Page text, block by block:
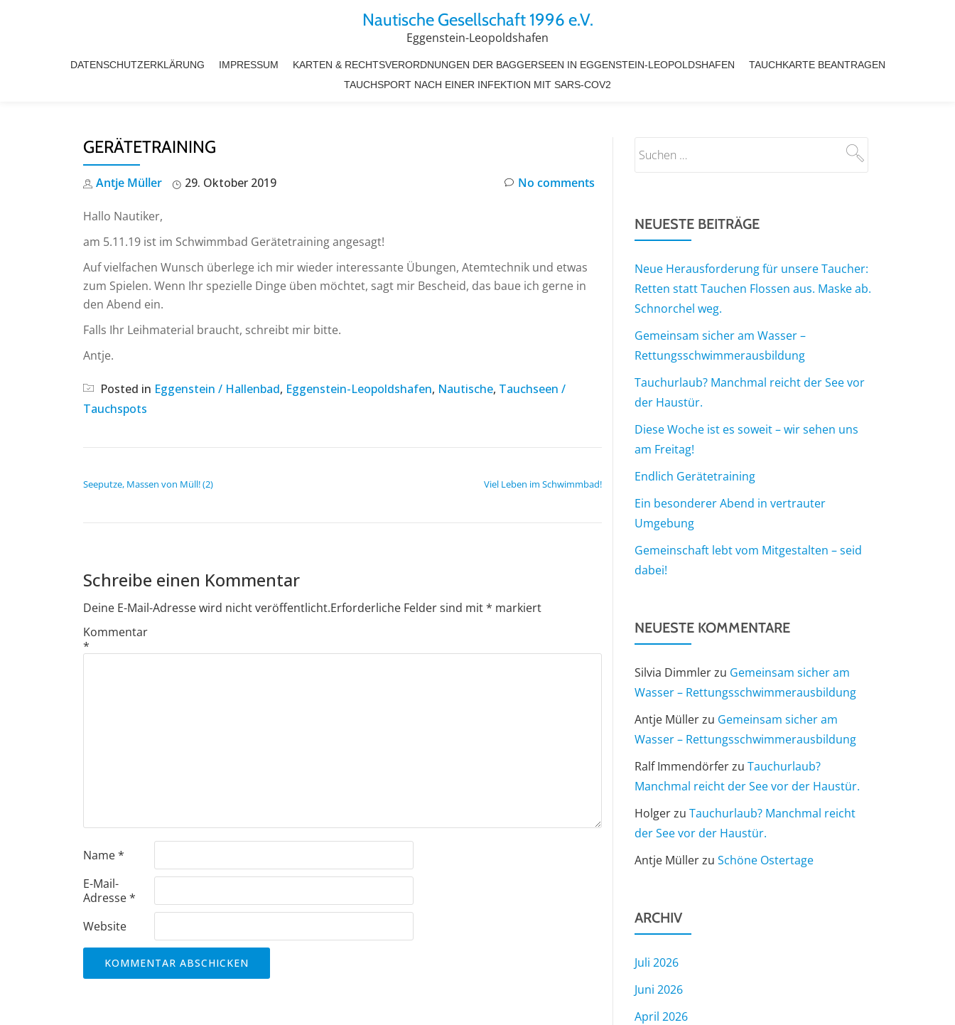
Nautische Gesellschaft 1996 e.V.
Eggenstein-Leopoldshafen
DATENSCHUTZERKLÄRUNG IMPRESSUM KARTEN & RECHTSVERORDNUNGEN DER BAGGERSEEN IN EGGENSTEIN-LEOPOLDSHAFEN
TAUCHKARTE BEANTRAGEN
TAUCHSPORT NACH EINER INFEKTION MIT SARS-COV2
GERÄTETRAINING
Antje Müller 29. Oktober 2019 No comments
Hallo Nautiker,
am 5.11.19 ist im Schwimmbad Gerätetraining angesagt!
Auf vielfachen Wunsch überlege ich mir wieder interessante Übungen, Atemtechnik und etwas
zum Spielen. Wenn Ihr spezielle Dinge üben möchtet, sagt mir Bescheid, das baue ich gerne in
den Abend ein.
Falls Ihr Leihmaterial braucht, schreibt mir bitte.
Antje.
Posted in Eggenstein / Hallenbad, Eggenstein-Leopoldshafen, Nautische, Tauchseen /
Tauchspots
Seeputze, Massen von Müll! (2) Viel Leben im Schwimmbad!
Schreibe einen Kommentar
Deine E-Mail-Adresse wird nicht veröffentlicht.Erforderliche Felder sind mit* markiert
Kommentar
*
Name*
E-Mail-
Adresse*
Website
NEUESTE BEITRÄGE
Neue Herausforderung für unsere Taucher:
Retten statt Tauchen Flossen aus. Maske ab.
Schnorchel weg.
Gemeinsam sicher am Wasser –
Rettungsschwimmerausbildung
Tauchurlaub? Manchmal reicht der See vor
der Haustür.
Diese Woche ist es soweit – wir sehen uns
am Freitag!
Endlich Gerätetraining
Ein besonderer Abend in vertrauter
Umgebung
Gemeinschaft lebt vom Mitgestalten – seid
dabei!
NEUESTE KOMMENTARE
Silvia Dimmlerzu Gemeinsam sicher am
Wasser – Rettungsschwimmerausbildung
Antje Müllerzu Gemeinsam sicher am
Wasser – Rettungsschwimmerausbildung
Ralf Immendörferzu Tauchurlaub?
Manchmal reicht der See vor der Haustür.
Holgerzu Tauchurlaub? Manchmal reicht
der See vor der Haustür.
Antje Müllerzu Schöne Ostertage
ARCHIV
Juli 2026
Juni 2026
April 2026